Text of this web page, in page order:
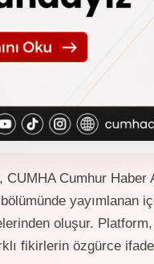
CUMHA Cumhur Haber
bölümünde yayımlanan
oluşur.
fikirlerin özgürce